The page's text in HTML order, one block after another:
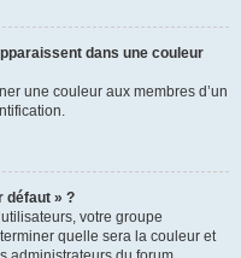
dans une couleur
une couleur aux membres d’un
défaut » ?
votre groupe
quelle sera la couleur et